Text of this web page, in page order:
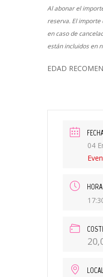
Al abonar el
reserva. El importe
en caso de
están incluidos en
EDAD
04
HORA